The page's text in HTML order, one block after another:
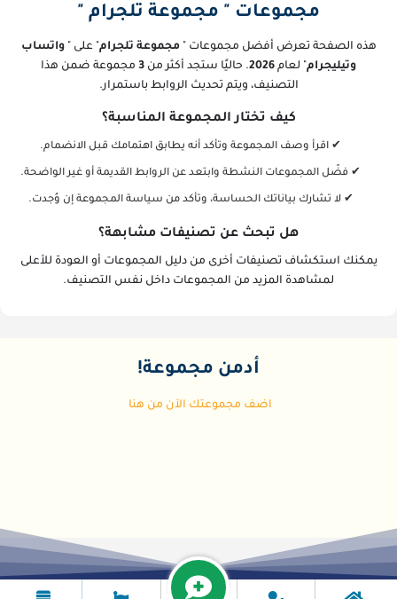
مجموعات " مجموعة تلجرام "
هذه الصفحة تعرض أفضل مجموعات "مجموعة تلجرام" على "واتساب
وتيليجرام" لعام 2026. حاليًا ستجد أكثر من 3 مجموعة ضمن هذا
التصنيف، ويتم تحديث الروابط باستمرار.
كيف تختار المجموعة المناسبة؟
✔ اقرأ وصف المجموعة وتأكد أنه يطابق اهتمامك قبل الانضمام.
✔ فضّل المجموعات النشطة وابتعد عن الروابط القديمة أو غير الواضحة.
✔ لا تشارك بياناتك الحساسة، وتأكد من سياسة المجموعة إن وُجدت.
هل تبحث عن تصنيفات مشابهة؟
يمكنك استكشاف تصنيفات أخرى من دليل المجموعات أو العودة للأعلى
لمشاهدة المزيد من المجموعات داخل نفس التصنيف.
أدمن مجموعة!
اضف مجموعتك الآن من هنا